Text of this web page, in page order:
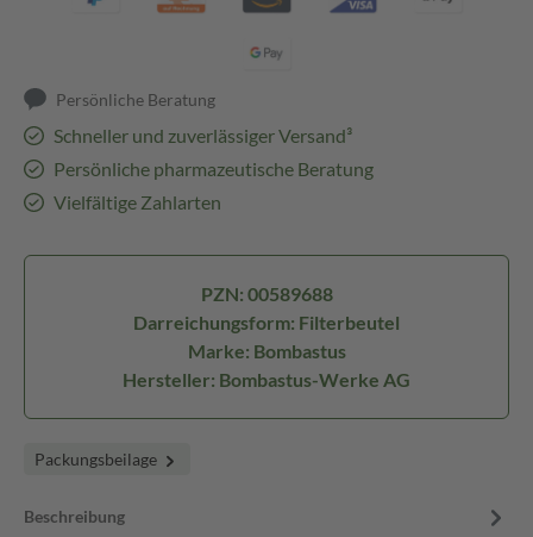
Persönliche Beratung
Schneller und zuverlässiger Versand³
Persönliche pharmazeutische Beratung
Vielfältige Zahlarten
PZN: 00589688
Darreichungsform: Filterbeutel
Marke: Bombastus
Hersteller: Bombastus-Werke AG
Packungsbeilage
Beschreibung